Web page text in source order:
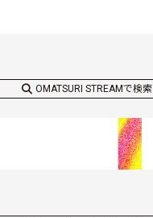
OMATSURI STREAMで検索